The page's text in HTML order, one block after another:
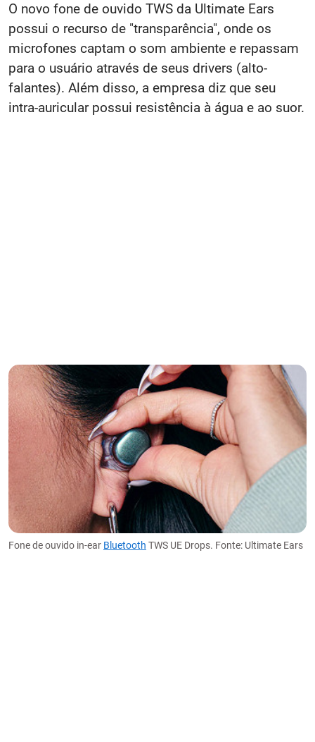
O novo fone de ouvido TWS da Ultimate Ears
possui o recurso de "transparência", onde os
microfones captam o som ambiente e repassam
para o usuário através de seus drivers (alto-
falantes). Além disso, a empresa diz que seu
intra-auricular possui resistência à água e ao suor.
Fone de ouvido in-ear Bluetooth TWS UE Drops. Fonte: Ultimate Ears